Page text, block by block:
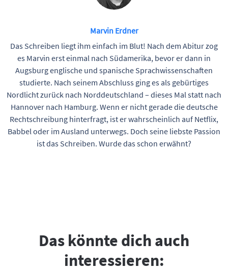
Marvin Erdner
Das Schreiben liegt ihm einfach im Blut! Nach dem Abitur zog
es Marvin erst einmal nach Südamerika, bevor er dann in
Augsburg englische und spanische Sprachwissenschaften
studierte. Nach seinem Abschluss ging es als gebürtiges
Nordlicht zurück nach Norddeutschland – dieses Mal statt nach
Hannover nach Hamburg. Wenn er nicht gerade die deutsche
Rechtschreibung hinterfragt, ist er wahrscheinlich auf Netflix,
Babbel oder im Ausland unterwegs. Doch seine liebste Passion
ist das Schreiben. Wurde das schon erwähnt?
Das könnte dich auch
interessieren: